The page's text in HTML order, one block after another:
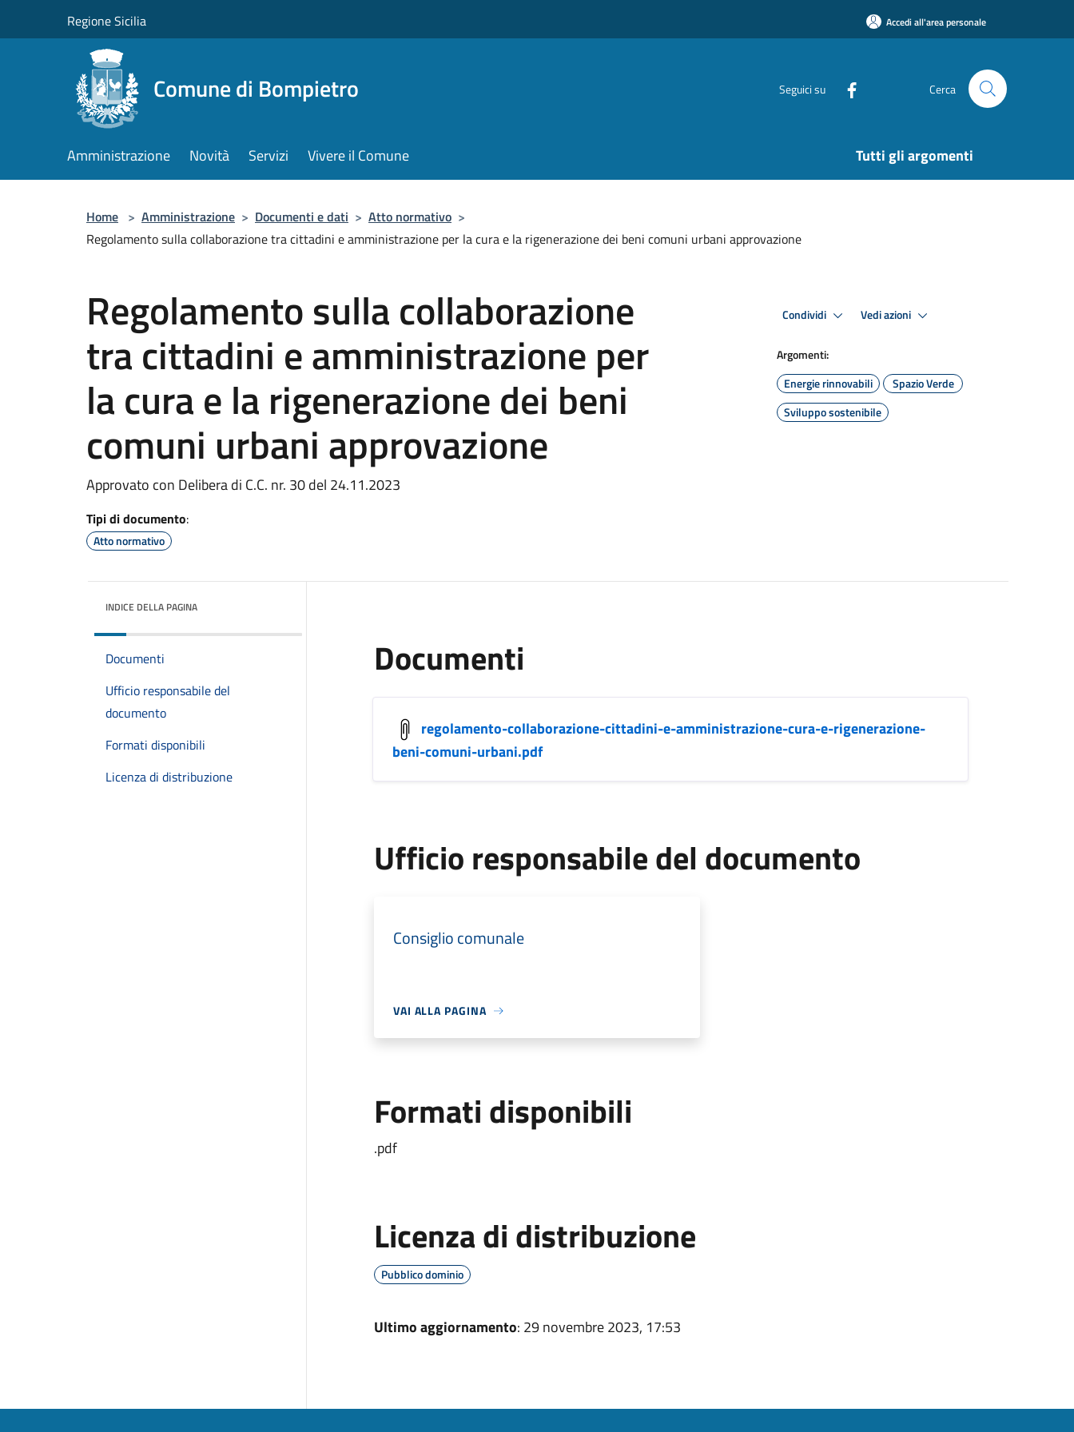
Regione Sicilia Accedi all'area personale
Comune di Bompietro Seguici su Cerca
Amministrazione Novità Servizi Vivere il Comune Tutti gli argomenti
Home > Amministrazione > Documenti e dati > Atto normativo >
Regolamento sulla collaborazione tra cittadini e amministrazione per la cura e la rigenerazione dei beni comuni urbani approvazione
Regolamento sulla collaborazione
tra cittadini e amministrazione per
la cura e la rigenerazione dei beni
comuni urbani approvazione
Approvato con Delibera di C.C. nr. 30 del 24.11.2023
Tipi di documento:
Atto normativo
Condividi Vedi azioni
Argomenti:
Energie rinnovabili
Spazio Verde
Sviluppo sostenibile
INDICE DELLA PAGINA
Documenti
Ufficio responsabile del
documento
Formati disponibili
Licenza di distribuzione
Documenti
regolamento-collaborazione-cittadini-e-amministrazione-cura-e-rigenerazione-
beni-comuni-urbani.pdf
Ufficio responsabile del documento
Consiglio comunale
VAI ALLA PAGINA
Formati disponibili
.pdf
Licenza di distribuzione
Pubblico dominio
Ultimo aggiornamento: 29 novembre 2023, 17:53